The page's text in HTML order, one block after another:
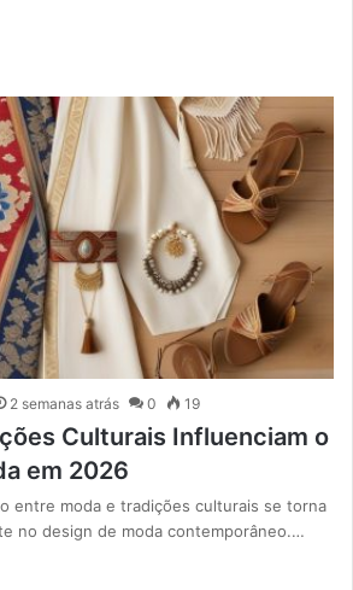
2 semanas atrás 0 19
Culturais Influenciam o
em 2026
entre moda e tradições culturais se torna
no design de moda contemporâneo.…